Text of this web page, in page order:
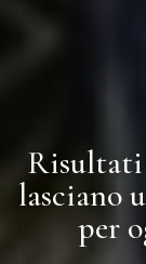
Risultati
lasciano
per